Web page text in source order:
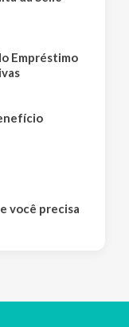
Empréstimo
você precisa